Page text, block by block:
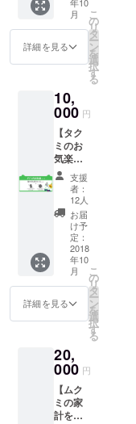
オリジ
ナルス
マホ待
受 ・作
中に登
場す
クミの
ネーム
原稿4
ページ
・制作
ブログ
or制作
状況報
告メー
ルPDF
※上記、
メール
にてお
送りさ
せてい
ただき
ます。
月
詳細を見る
こ
の
リ
タ
ー
ン
を
選
択
す
る
10,
000 円
【タク
ミのお
気楽
コー
ス】 ・
お礼
メール
・オリ
ジナル
壁紙＆
オリジ
ナルス
マホ待
受 ・作
中に登
場す
クミの
ネーム
原稿4
ページ
・制作
ブログ
支援
者：
12人
お届
け予
定：
2018
年10
月
詳細を見る
こ
の
リ
タ
ー
ン
を
選
択
す
る
20,
000 円
【ムク
ミの家
計を支